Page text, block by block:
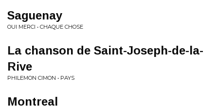
Saguenay
OUI MERCI • CHAQUE CHOSE
La chanson de Saint-Joseph-de-la-
Rive
PHILEMON CIMON • PAYS
Montreal